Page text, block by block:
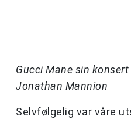
Gucci Mane sin
Jonathan Mannion
Selvfølgelig var våre